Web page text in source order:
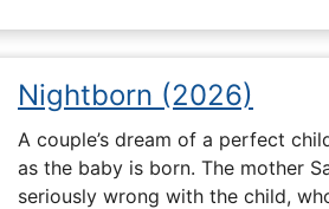
Nightborn (2026)
A couple’s dream of a perfect
as the baby is born. The mother
seriously wrong with the child,